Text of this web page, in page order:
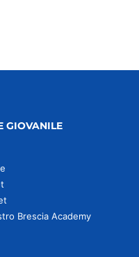
GIOVANILE
Brescia Academy